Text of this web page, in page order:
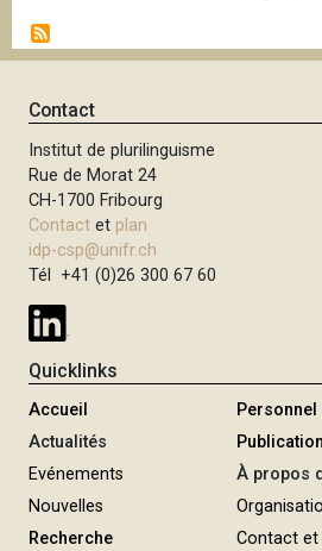
g
i
a
t
i
o
n
Contact
Institut de plurilinguisme
Rue de Morat 24
CH-1700 Fribourg
Contact et plan
idp-csp@unifr.ch
Tél +41 (0)26 300 67 60
Quicklinks
Accueil
Actualités
Evénements
Nouvelles
Recherche
Personnel
À propos
Contact et